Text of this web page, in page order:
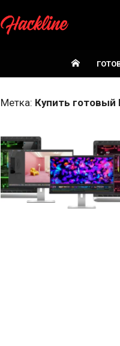
Метка: Купить готовый